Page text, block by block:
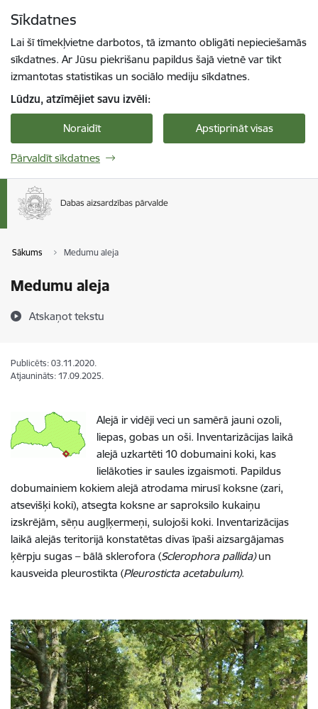
Sīkdatnes
Lai šī tīmekļvietne darbotos, tā izmanto obligāti nepieciešamās
sīkdatnes. Ar Jūsu piekrišanu papildus šajā vietnē var tikt
izmantotas statistikas un sociālo mediju sīkdatnes.
Lūdzu, atzīmējiet savu izvēli:
Noraidīt Apstiprināt visas
Pārvaldīt sīkdatnes
Sākums Medumu aleja
Medumu aleja
Atskaņot tekstu
Publicēts: 03.11.2020.
Atjaunināts: 17.09.2025.
Alejā ir vidēji veci un samērā jauni ozoli,
liepas, gobas un oši. Inventarizācijas laikā
alejā uzkartēti 10 dobumaini koki, kas
lielākoties ir saules izgaismoti. Papildus
dobumainiem kokiem alejā atrodama mirusī koksne (zari,
atsevišķi koki), atsegta koksne ar saproksilo kukaiņu
izskrējām, sēņu augļķermeņi, sulojoši koki. Inventarizācijas
laikā alejās teritorijā konstatētas divas īpaši aizsargājamas
ķērpju sugas – bālā sklerofora (Sclerophora pallida)un
kausveida pleurostikta (Pleurosticta acetabulum).